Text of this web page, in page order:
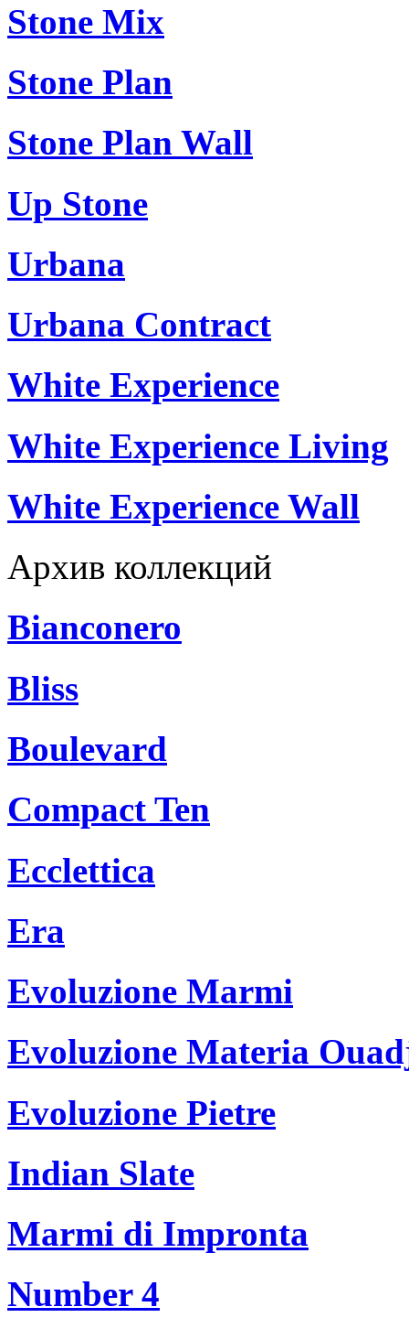
Stone Mix
Stone Plan
Stone Plan Wall
Up Stone
Urbana
Urbana Contract
White Experience
White Experience Living
White Experience Wall
Архив коллекций
Bianconero
Bliss
Boulevard
Compact Ten
Ecclettica
Era
Evoluzione Marmi
Evoluzione Materia
Evoluzione Pietre
Indian Slate
Marmi di Impronta
Number 4